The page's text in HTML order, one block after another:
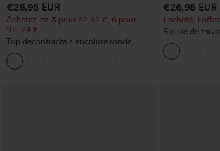
€26,95 EUR
Achetez-en 3 pour 52,62 €, 6 pour
105,24 €
Top décontracté à encolure ronde,
manches chauve-souris et coupe ample
€26,95 EUR
1 acheté, 1
Blouse de
V, manches
anti‑froissage